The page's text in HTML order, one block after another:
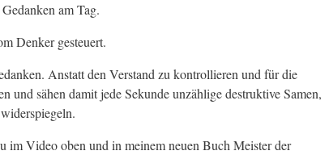
am Tag.
Denker gesteuert.
Anstatt den Verstand zu kontrollieren und für die
und sähen damit jede Sekunde unzählige destruktive Samen,
im Video oben und in meinem neuen Buch Meister der